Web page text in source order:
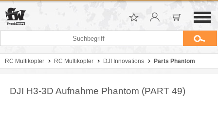
RC Multikopter RC Multikopter DJI Innovations Parts Phantom
DJI H3-3D Aufnahme Phantom (PART 49)